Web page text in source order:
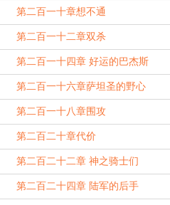
第二百一十章想不通
第二百一十二章双杀
第二百一十四章 好运的巴杰斯
第二百一十六章萨坦圣的野心
第二百一十八章围攻
第二百二十章代价
第二百二十二章 神之骑士们
第二百二十四章 陆军的后手